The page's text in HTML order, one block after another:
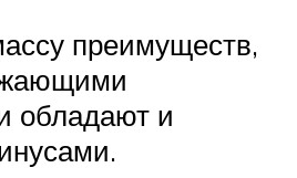
преимуществ,
обладают и